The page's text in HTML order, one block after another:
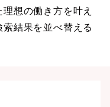
想の働き方を叶え
結果を並べ替える